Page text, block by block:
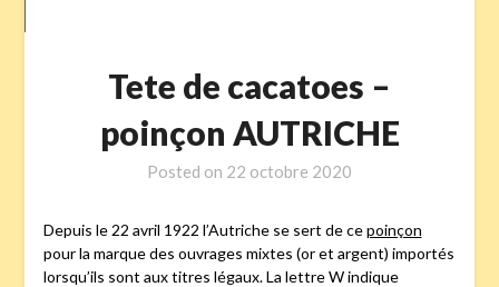
Tete de cacatoes –
poinçon AUTRICHE
Posted on 22 octobre 2020
Depuis le 22 avril 1922 l’Autriche se sert de cepoinçon
pour la marque des ouvrages mixtes (or et argent) importés
lorsqu’ils sont aux titres légaux. La lettre W indique